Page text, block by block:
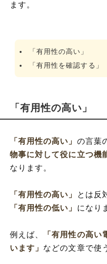
ます。
「有用性の高い」
「有用性を確認する」
「有用性の高い」
「有用性の高い」 の言葉
物事に対して役に立つ機
なります。
「有用性の高い」
とは反
「有用性の低い」 になり
例えば、
「有用性の高い
います」 などの文章で使